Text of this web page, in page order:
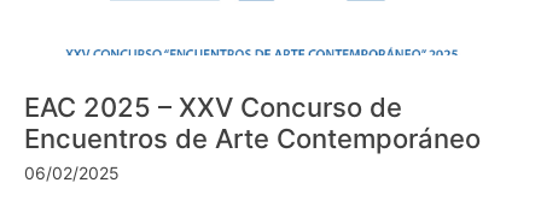
EAC 2025 – XXV Concurso de
Encuentros de Arte Contemporáneo
06/02/2025